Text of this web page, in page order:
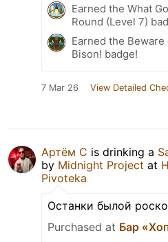
Earned the What
Round (Level 7)
Earned the Beware
Bison! badge!
7 Mar 26 View Detailed
Артём С is drinking a
by Midnight Project at
Pivoteka
Останки былой
Purchased at Бар